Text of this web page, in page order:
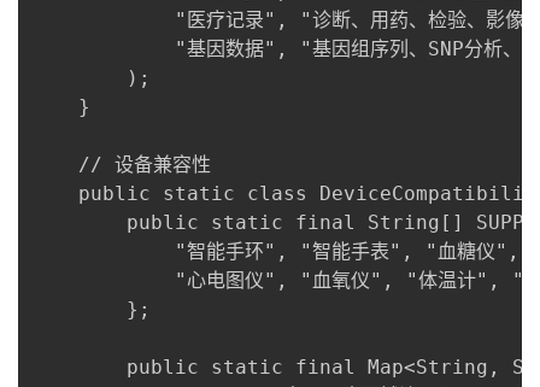
"医疗记录", "诊断、用药、检验、影像
"基因数据", "基因组序列、SNP分析、
        );
    }
    // 设备兼容性
public static class
public static final String[]
"智能手环", "智能手表", "血糖仪",
"心电图仪", "血氧仪", "体温计", "
        };
public static final Map<String,